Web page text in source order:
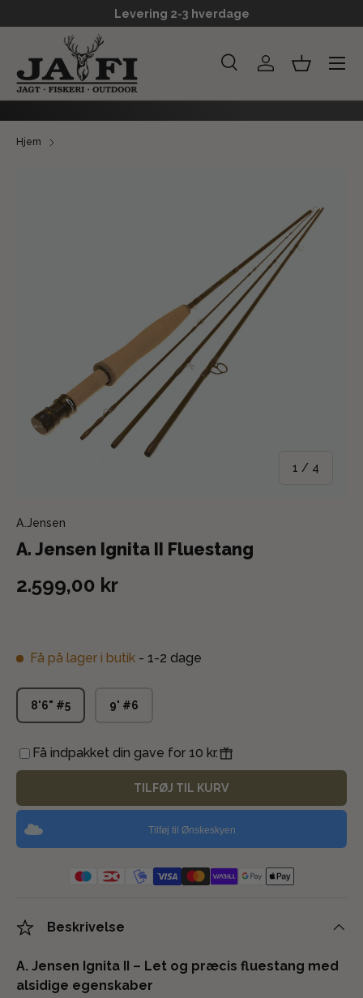
GÅ TIL INDHOLD
Levering 2-3 hverdage
Søg Log indKurv
Menu
Hjem
1 / af
4
A.Jensen
A. Jensen Ignita II Fluestang
2.599,00 kr
Få på lager i butik - 1-2 dage
8'6" #5 9' #6
Få indpakket din gave for 10 kr.
TILFØJ TIL KURV
Tilføj til Ønskeskyen
Beskrivelse
A. Jensen Ignita II – Let og præcis fluestang med
alsidige egenskaber